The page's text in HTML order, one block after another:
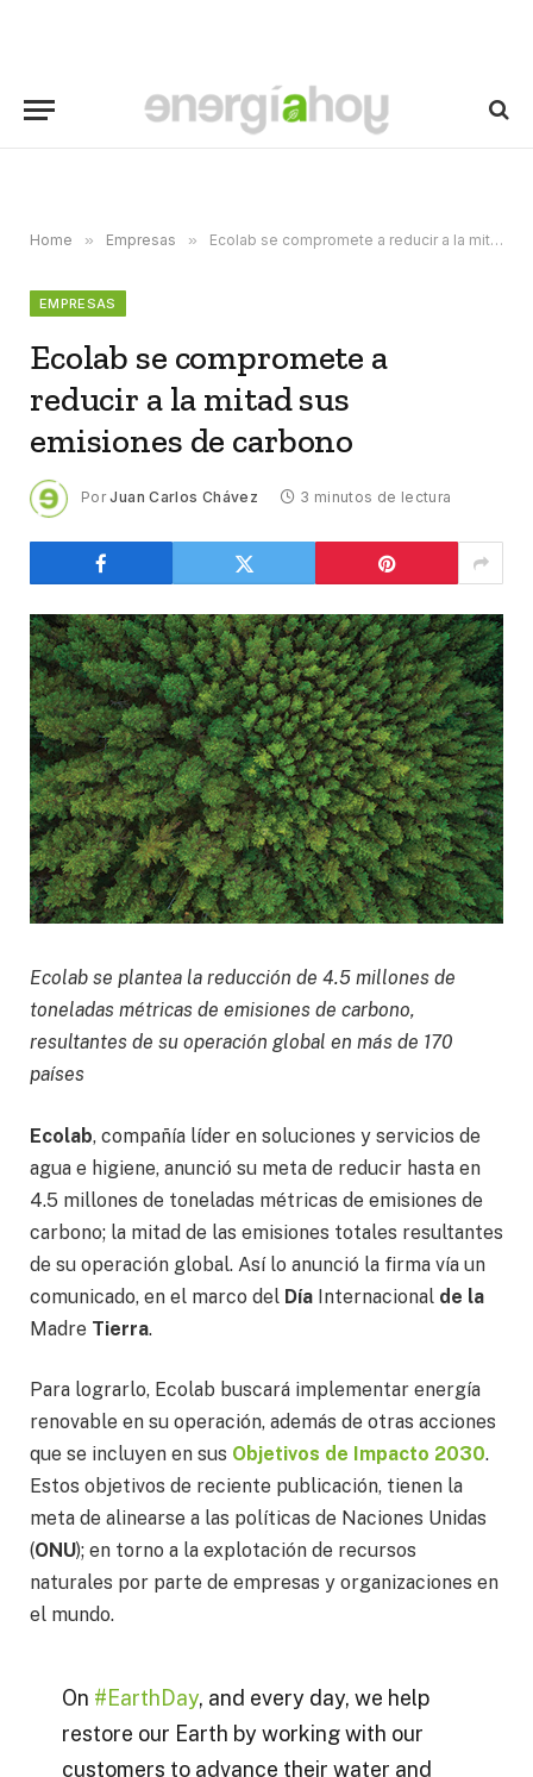
Home » Empresas » Ecolab se compromete a reducir a la mitad sus emisiones de carbono
EMPRESAS
Ecolab se compromete a
reducir a la mitad sus
emisiones de carbono
Por Juan Carlos Chávez 3 minutos de lectura
Ecolab se plantea la reducción de 4.5 millones de
toneladas métricas de emisiones de carbono,
resultantes de su operación global en más de 170
países
Ecolab, compañía líder en soluciones y servicios de
agua e higiene, anunció su meta de reducir hasta en
4.5 millones de toneladas métricas de emisiones de
carbono; la mitad de las emisiones totales resultantes
de su operación global. Así lo anunció la firma vía un
comunicado, en el marco del Día Internacional de la
Madre Tierra.
Para lograrlo, Ecolab buscará implementar energía
renovable en su operación, además de otras acciones
que se incluyen en sus Objetivos de Impacto 2030.
Estos objetivos de reciente publicación, tienen la
meta de alinearse a las políticas de Naciones Unidas
(ONU); en torno a la explotación de recursos
naturales por parte de empresas y organizaciones en
el mundo.
On #EarthDay, and every day, we help
restore our Earth by working with our
customers to advance their water and